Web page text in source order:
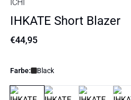
ICHI
IHKATE Short Blazer
€44,95
Farbe: Black